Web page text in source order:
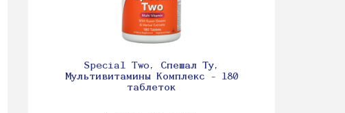
Special Two, Спешал Ту,
Мультивитамины Комплекс - 180
таблеток